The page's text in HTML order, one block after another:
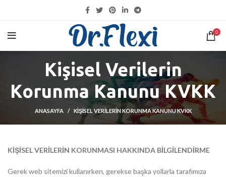
0
Kişisel Verilerin
Korunma Kanunu KVKK
ANASAYFA KIŞISEL VERILERIN KORUNMA KANUNU KVKK
KİŞİSEL VERİLERİN KORUNMASI HAKKINDA BİLGİLENDİRME
Gerek web sitemizi kullanırken, gerekse başka yollarla tarafımıza
KARGO DETAYLARI İÇINTIKLAYINIZ